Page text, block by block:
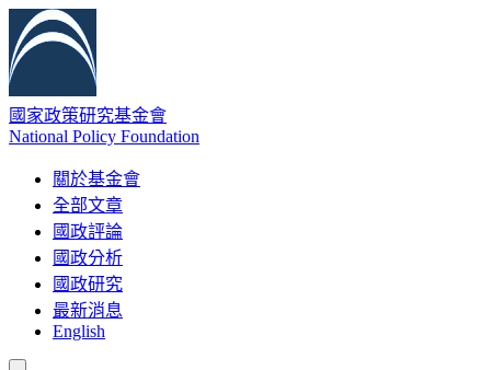
國家政策研究基金會
National Policy Foundation
關於基金會
全部文章
國政評論
國政分析
國政研究
最新消息
English